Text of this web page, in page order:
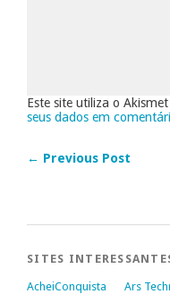
Este site utiliza o
seus dados em
← Previous Post
SITES
AcheiConquista Ars